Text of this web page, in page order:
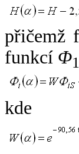
přičemž
funkcí Φ1
kde